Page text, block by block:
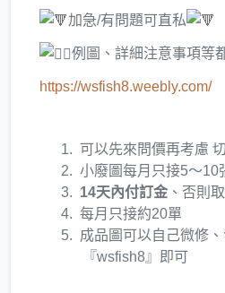
加急/有問題可直私
例圖、詳細注意事項等
https://wsfish8.weebly.com/
可以先來問價再考慮
小廢圖每月只接5～10
14天內付訂金 、否則
每月只接約20單
成品圖可以自己微修
『wsfish8』即可